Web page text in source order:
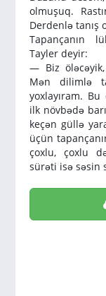
olmuşuq.
Derdenlə tanış
Tapançanın
Tayler deyir:
— Biz
Mən dilimlə
yoxlayıram.
ilk növbədə
keçən güllə
üçün
çoxlu, çoxlu
sürəti isə səsin